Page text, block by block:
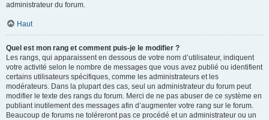
administrateur du forum.
Haut
Quel est mon rang et comment puis-je le modifier ?
Les rangs, qui apparaissent en dessous de votre nom d’utilisateur, indiquent
votre activité selon le nombre de messages que vous avez publié ou identifient
certains utilisateurs spécifiques, comme les administrateurs et les
modérateurs. Dans la plupart des cas, seul un administrateur du forum peut
modifier le texte des rangs du forum. Merci de ne pas abuser de ce système en
publiant inutilement des messages afin d’augmenter votre rang sur le forum.
Beaucoup de forums ne toléreront pas ce procédé et un administrateur ou un